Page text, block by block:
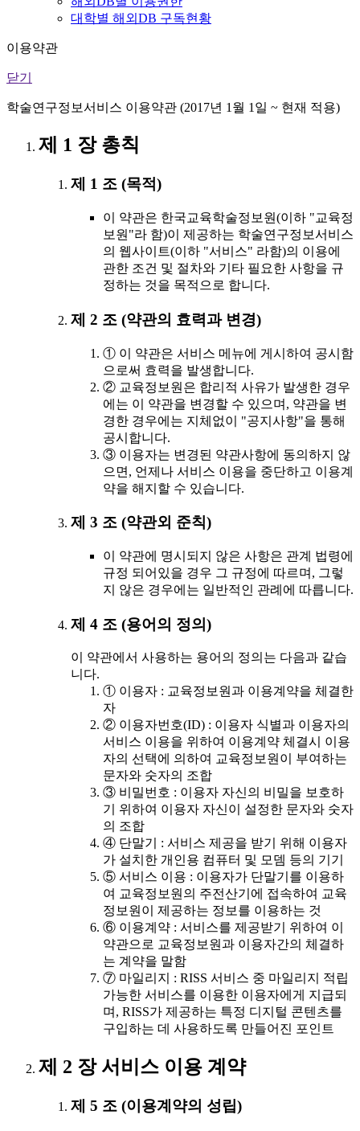
대학별 해외DB 구독현황
이용약관
닫기
학술연구정보서비스 이용약관 (2017년 1월 1일 ~ 현재 적용)
제 1 장 총칙
제 1 조 (목적)
이 약관은 한국교육학술정보원(이하 "교육정
보원"라 함)이 제공하는 학술연구정보서비스
의 웹사이트(이하 "서비스" 라함)의 이용에
관한 조건 및 절차와 기타 필요한 사항을 규
정하는 것을 목적으로 합니다.
제 2 조 (약관의 효력과 변경)
① 이 약관은 서비스 메뉴에 게시하여 공시함
으로써 효력을 발생합니다.
② 교육정보원은 합리적 사유가 발생한 경우
에는 이 약관을 변경할 수 있으며, 약관을 변
경한 경우에는 지체없이 "공지사항"을 통해
공시합니다.
③ 이용자는 변경된 약관사항에 동의하지 않
으면, 언제나 서비스 이용을 중단하고 이용계
약을 해지할 수 있습니다.
제 3 조 (약관외 준칙)
이 약관에 명시되지 않은 사항은 관계 법령에
규정 되어있을 경우 그 규정에 따르며, 그렇
지 않은 경우에는 일반적인 관례에 따릅니다.
제 4 조 (용어의 정의)
이 약관에서 사용하는 용어의 정의는 다음과 같습
니다.
① 이용자 : 교육정보원과 이용계약을 체결한
자
② 이용자번호(ID) : 이용자 식별과 이용자의
서비스 이용을 위하여 이용계약 체결시 이용
자의 선택에 의하여 교육정보원이 부여하는
문자와 숫자의 조합
③ 비밀번호 : 이용자 자신의 비밀을 보호하
기 위하여 이용자 자신이 설정한 문자와 숫자
의 조합
④ 단말기 : 서비스 제공을 받기 위해 이용자
가 설치한 개인용 컴퓨터 및 모뎀 등의 기기
⑤ 서비스 이용 : 이용자가 단말기를 이용하
여 교육정보원의 주전산기에 접속하여 교육
정보원이 제공하는 정보를 이용하는 것
⑥ 이용계약 : 서비스를 제공받기 위하여 이
약관으로 교육정보원과 이용자간의 체결하
는 계약을 말함
⑦ 마일리지 : RISS 서비스 중 마일리지 적립
가능한 서비스를 이용한 이용자에게 지급되
며, RISS가 제공하는 특정 디지털 콘텐츠를
구입하는 데 사용하도록 만들어진 포인트
제 2 장 서비스 이용 계약
제 5 조 (이용계약의 성립)